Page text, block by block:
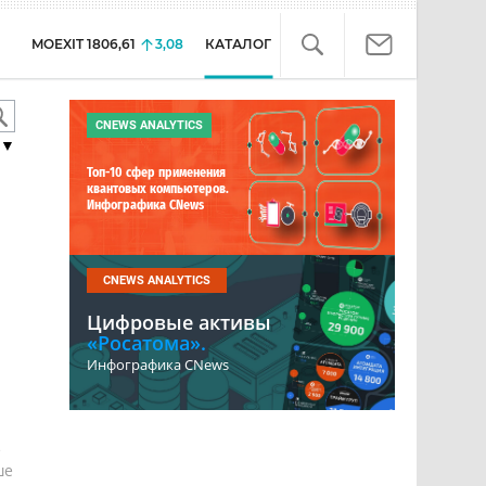
MOEXIT 1806,61 3,08 КАТАЛОГ
CNEWS ANALYTICS
Топ-10 сфер применения
квантовых компьютеров.
Инфографика CNews
CNEWS ANALYTICS
Цифровые активы
«Росатома».
Инфографика CNews